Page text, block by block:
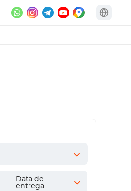
- Data de
entrega